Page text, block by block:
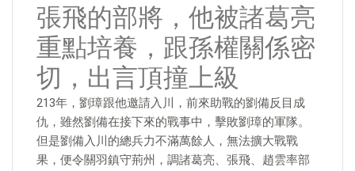
張飛的部將，他被諸葛亮
重點培養，跟孫權關係密
切，出言頂撞上級
213年，劉璋跟他邀請入川，前來助戰的劉備反目成
仇，雖然劉備在接下來的戰事中，擊敗劉璋的軍隊。
但是劉備入川的總兵力不滿萬餘人，無法擴大戰戰
果，便令關羽鎮守荊州，調諸葛亮、張飛、趙雲率部